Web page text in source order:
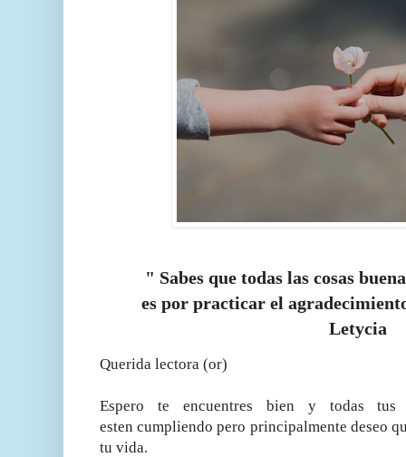
" Sabes que todas las cosas
es por practicar el
Letycia
Querida lectora (or)
Espero te encuentres bien y todas tus
esten cumpliendo pero principalmente deseo
tu vida.